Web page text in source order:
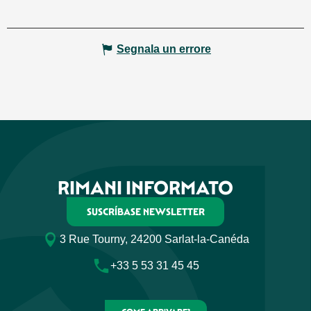
Segnala un errore
RIMANI INFORMATO
SUSCRÍBASE NEWSLETTER
3 Rue Tourny, 24200 Sarlat-la-Canéda
+33 5 53 31 45 45